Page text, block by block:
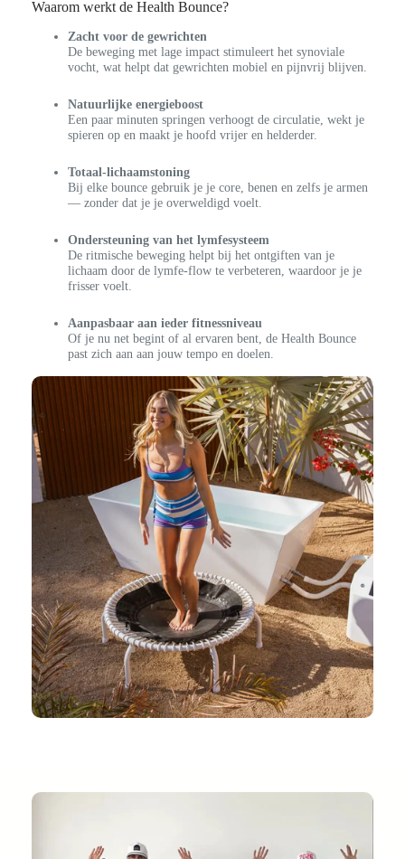
Waarom werkt de Health Bounce?
Zacht voor de gewrichten
De beweging met lage impact stimuleert het synoviale
vocht, wat helpt dat gewrichten mobiel en pijnvrij blijven.
Natuurlijke energieboost
Een paar minuten springen verhoogt de circulatie, wekt je
spieren op en maakt je hoofd vrijer en helderder.
Totaal-lichaamstoning
Bij elke bounce gebruik je je core, benen en zelfs je armen
— zonder dat je je overweldigd voelt.
Ondersteuning van het lymfesysteem
De ritmische beweging helpt bij het ontgiften van je
lichaam door de lymfe-flow te verbeteren, waardoor je je
frisser voelt.
Aanpasbaar aan ieder fitnessniveau
Of je nu net begint of al ervaren bent, de Health Bounce
past zich aan aan jouw tempo en doelen.